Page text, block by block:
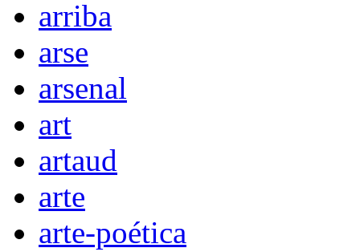
arriba
arse
arsenal
art
artaud
arte
arte-poética